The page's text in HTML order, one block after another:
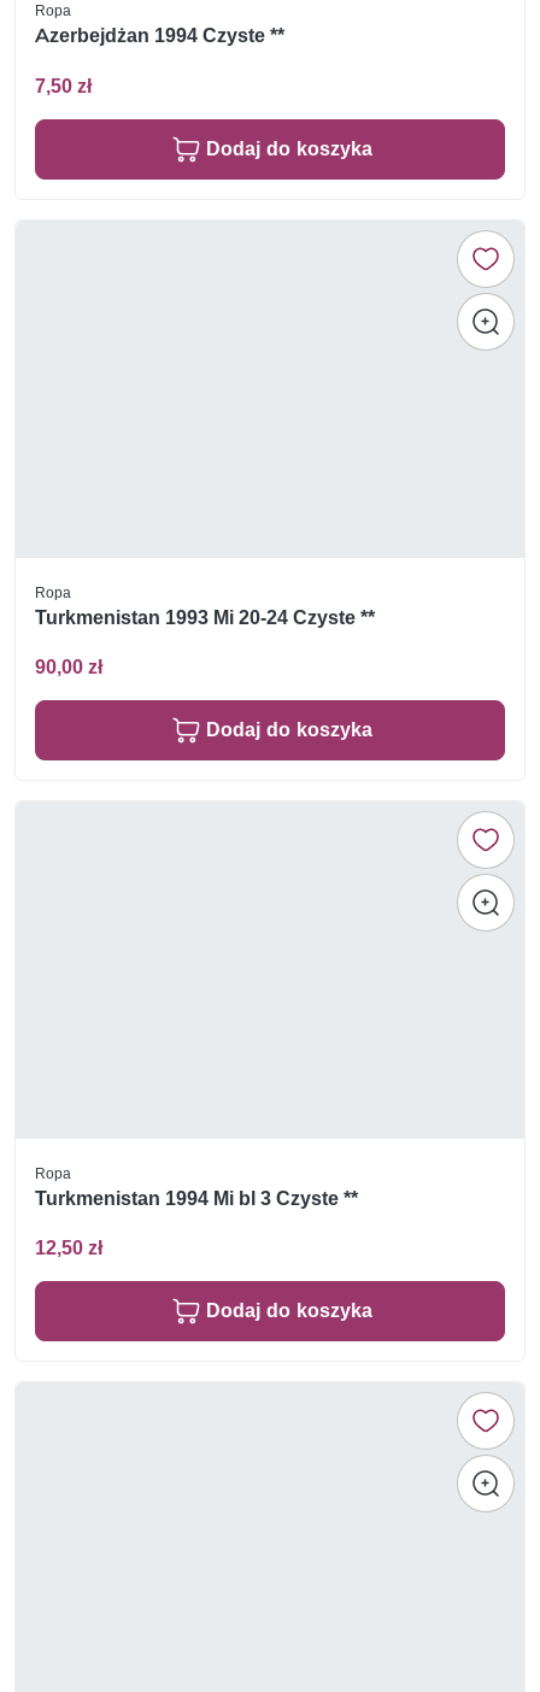
Ropa
Azerbejdżan 1994 Czyste **
7,50 zł
Dodaj do koszyka
Ropa
Turkmenistan 1993 Mi 20-24 Czyste **
90,00 zł
Dodaj do koszyka
Ropa
Turkmenistan 1994 Mi bl 3 Czyste **
12,50 zł
Dodaj do koszyka